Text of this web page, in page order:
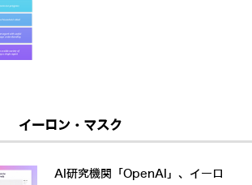
イーロン・マスク
AI研究機関「OpenAI」、イーロ